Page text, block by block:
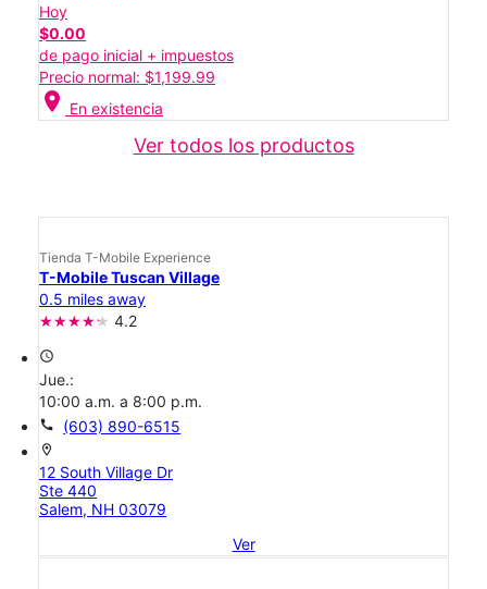
Hoy
$0.00
de pago inicial + impuestos
Precio normal: $1,199.99
location_on En existencia
Ver todos los productos
Tienda T-Mobile Experience
T-Mobile Tuscan Village
0.5 miles away
4.2
access_time
Jue.:
10:00 a.m. a 8:00 p.m.
call (603) 890-6515
location_on
12 South Village Dr
Ste 440
Salem, NH 03079
Ver